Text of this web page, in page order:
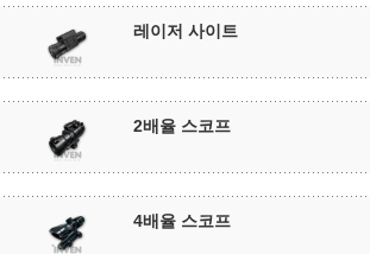
레이저 사이트
2배율 스코프
4배율 스코프